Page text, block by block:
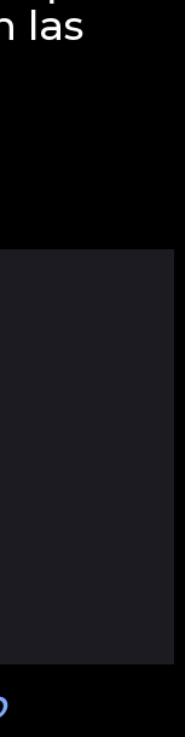
las